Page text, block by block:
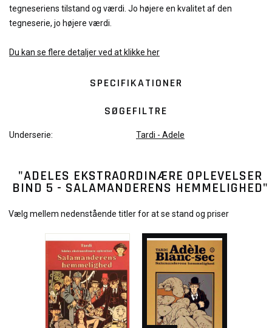
tegneseriens tilstand og værdi. Jo højere en kvalitet af den
tegneserie, jo højere værdi.
Du kan se flere detaljer ved at klikke her
SPECIFIKATIONER
SØGEFILTRE
Underserie: Tardi - Adele
"ADELES EKSTRAORDINÆRE OPLEVELSER
BIND 5 - SALAMANDERENS HEMMELIGHED"
Vælg mellem nedenstående titler for at se stand og priser